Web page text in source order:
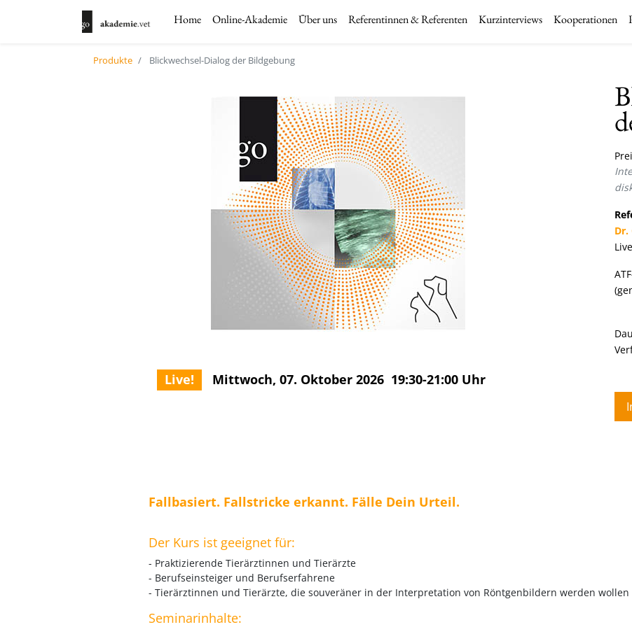
Home Online-Akademie Über uns Referentinnen & Referenten Kurzinterviews Kooperationen
Produkte Blickwechsel-Dialog der Bildgebung
Live! Mittwoch, 07. Oktober 2026 19:30-21:00 Uhr
Dr.
Fallbasiert. Fallstricke erkannt. Fälle Dein Urteil.
Der Kurs ist geeignet für:
- Praktizierende Tierärztinnen und Tierärzte
- Berufseinsteiger und Berufserfahrene
- Tierärztinnen und Tierärzte, die souveräner in der Interpretation von Röntgenbildern werden wollen
Seminarinhalte: